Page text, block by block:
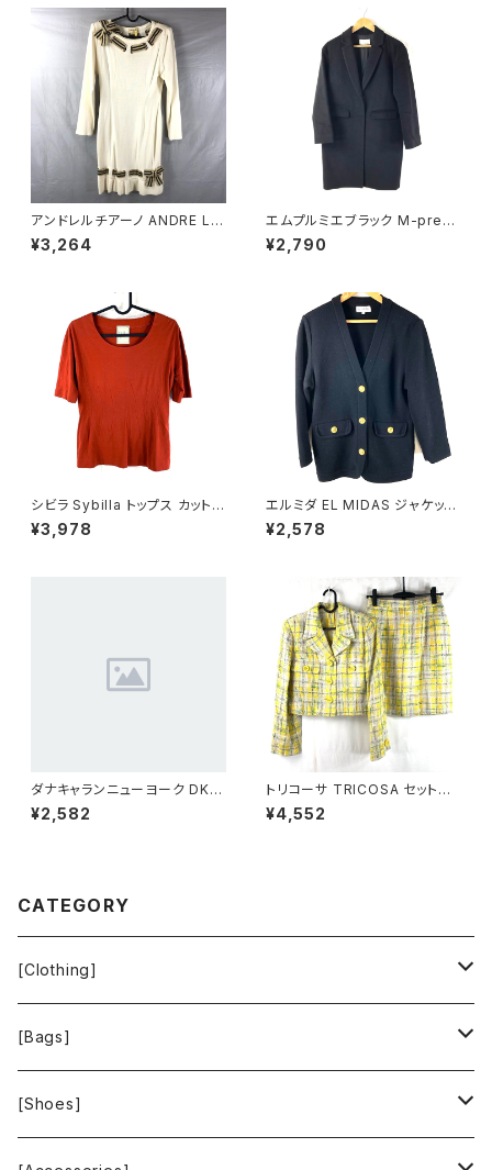
アンドレルチアーノ ANDRE LU
CIANO ワンピース ニット 長袖
リボンベルト ボーダー 肩パッド
¥3,264
エムプルミエブラック M-premi
er BLACK コート 日本製 無地
スナップボタン ポケット 黒 36
¥2,790
シビラ Sybilla トップス カットソ
ー 半袖 赤茶 40サイズ 90058
0
¥3,978
エルミダ EL MIDAS ジャケット
カーディガン 金ボタン サイドポ
ケット 黒 12サイズ 921593
¥2,578
ダナキャランニューヨーク DKN
Y ジップ カーディガン ブラック
4サイズ 850234
¥2,582
トリコーサ TRICOSA セットア
ップ スーツ ジャケット スカート
肩パッド 黄色 日本製 42サイズ
¥4,552
CATEGORY
[Clothing]
Krochet Kids International
[Bags]
BAGGU
[Shoes]